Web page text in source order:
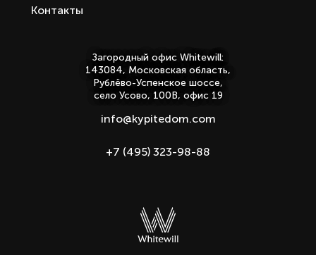
Контакты
Загородный офис Whitewill:
143084, Московская область,
Рублёво-Успенское шоссе,
село Усово, 100В, офис 19
info@kypitedom.com
+7 (495) 323-98-88